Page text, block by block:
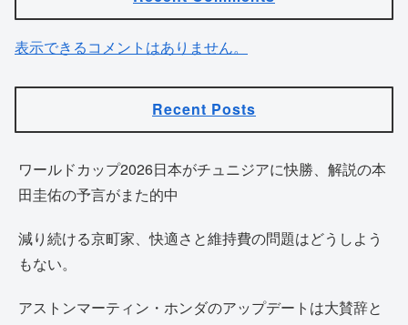
表示できるコメントはありません。
Recent Posts
ワールドカップ2026日本がチュニジアに快勝、解説の本
田圭佑の予言がまた的中
減り続ける京町家、快適さと維持費の問題はどうしよう
もない。
アストンマーティン・ホンダのアップデートは大賛辞と